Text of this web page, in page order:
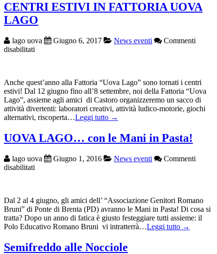
CENTRI ESTIVI IN FATTORIA UOVA
LAGO
lago uova Giugno 6, 2017 News eventi
Commenti
disabilitati
FATTORIA
UOVA
LAGO
Anche quest’anno alla Fattoria “Uova Lago” sono tornati i centri
estivi! Dal 12 giugno fino all’8 settembre, noi della Fattoria “Uova
Lago”, assieme agli amici di Castoro organizzeremo un sacco di
attività divertenti: laboratori creativi, attività ludico-motorie, giochi
alternativi, riscoperta…Leggi tutto →
UOVA LAGO… con le Mani in Pasta!
lago uova Giugno 1, 2016 News eventi
Commenti
disabilitati
le
Mani
in
Pasta!
Dal 2 al 4 giugno, gli amici dell’ “Associazione Genitori Romano
Bruni” di Ponte di Brenta (PD) avranno le Mani in Pasta! Di cosa si
tratta? Dopo un anno di fatica è giusto festeggiare tutti assieme: il
Polo Educativo Romano Bruni vi intratterrà…Leggi tutto →
Semifreddo alle Nocciole